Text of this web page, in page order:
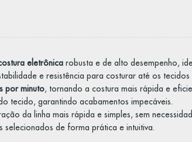
eletrônicarobusta e de alto desempenho,
e resistência para costurar até os
por minuto, tornando a costura mais rápida e
tecido, garantindo acabamentos impecáveis.
da linha mais rápida e simples, sem
de forma prática e intuitiva.